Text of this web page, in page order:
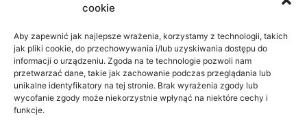
cookie
Aby zapewnić jak najlepsze wrażenia, korzystamy z technologii, takich
jak pliki cookie, do przechowywania i/lub uzyskiwania dostępu do
informacji o urządzeniu. Zgoda na te technologie pozwoli nam
przetwarzać dane, takie jak zachowanie podczas przeglądania lub
unikalne identyfikatory na tej stronie. Brak wyrażenia zgody lub
wycofanie zgody może niekorzystnie wpłynąć na niektóre cechy i
funkcje.
POZNAJ LEPIEJ NASZ REGION
>Gołdap Mazurski Zdrój